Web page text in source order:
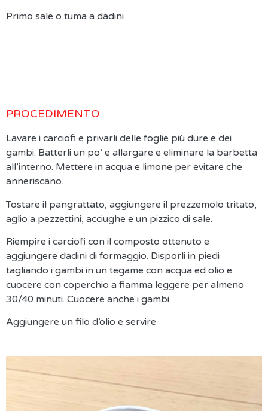
Primo sale o tuma a dadini
PROCEDIMENTO
Lavare i carciofi e privarli delle foglie più dure e dei
gambi. Batterli un po’ e allargare e eliminare la barbetta
all’interno. Mettere in acqua e limone per evitare che
anneriscano.
Tostare il pangrattato, aggiungere il prezzemolo tritato,
aglio a pezzettini, acciughe e un pizzico di sale.
Riempire i carciofi con il composto ottenuto e
aggiungere dadini di formaggio. Disporli in piedi
tagliando i gambi in un tegame con acqua ed olio e
cuocere con coperchio a fiamma leggere per almeno
30/40 minuti. Cuocere anche i gambi.
Aggiungere un filo d’olio e servire